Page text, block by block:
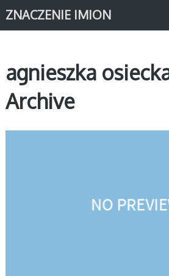
ZNACZENIE IMION
agnieszka
Archive